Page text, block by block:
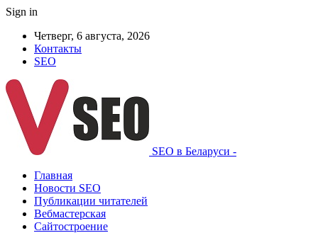
Sign in
Четверг, 6 августа, 2026
Контакты
SEO
SEO в Беларуси -
Главная
Новости SEO
Публикации читателей
Вебмастерская
Сайтостроение